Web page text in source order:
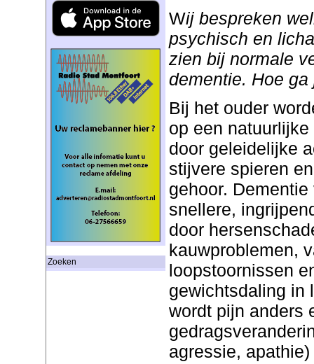
Zoeken
Wij bespreken
psychisch en
zien bij normale
dementie. Hoe ga
Bij het ouder
op een
door geleidelijke
stijvere spieren
gehoor.
snellere,
door
kauwproblemen,
loopstoornissen
gewichtsdaling in
wordt pijn anders
agressie,